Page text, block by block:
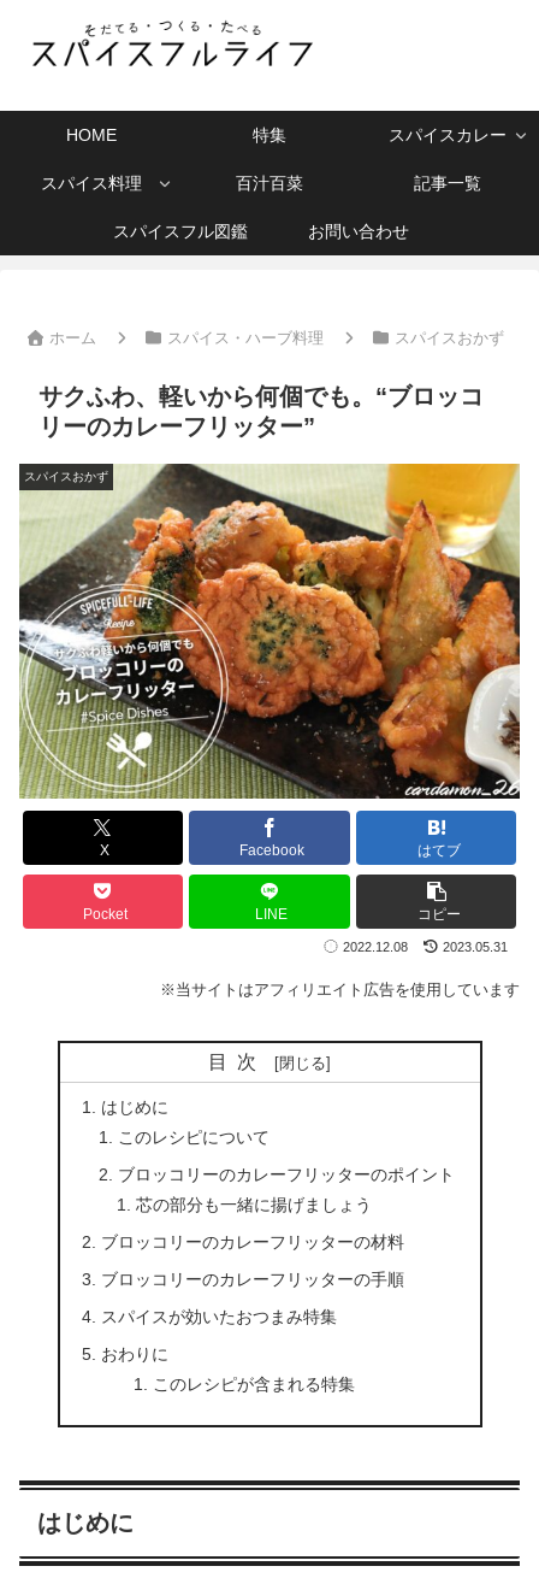
HOME 特集 スパイスカレー
スパイス料理 百汁百菜 記事一覧
スパイスフル図鑑 お問い合わせ
ホーム スパイス・ハーブ料理 スパイスおかず
サクふわ、軽いから何個でも。“ブロッコ
リーのカレーフリッター”
スパイスおかず
X Facebook はてブ
Pocket LINE コピー
2022.12.08 2023.05.31
※当サイトはアフィリエイト広告を使用しています
目次
はじめに
このレシピについて
ブロッコリーのカレーフリッターのポイント
芯の部分も一緒に揚げましょう
ブロッコリーのカレーフリッターの材料
ブロッコリーのカレーフリッターの手順
スパイスが効いたおつまみ特集
おわりに
このレシピが含まれる特集
はじめに